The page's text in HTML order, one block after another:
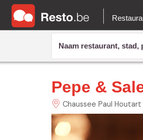
Pepe &
Chaussee Paul Houtart